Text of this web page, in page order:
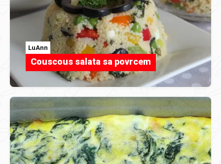
LuAnn
Couscous salata sa povrcem